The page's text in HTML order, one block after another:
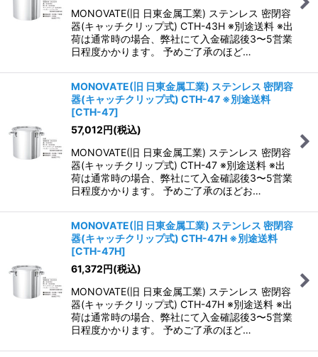
MONOVATE(旧 日東金属工業) ステンレス 密閉容
器(キャッチクリップ式) CTH-43H ※別途送料 ※出
荷は通常時の場合、弊社にて入金確認後3〜5営業
日程度かかります。 予めご了承のほど…
MONOVATE(旧 日東金属工業) ステンレス 密閉容
器(キャッチクリップ式) CTH-47 ※別途送料
[CTH-47]
57,012円(税込)
MONOVATE(旧 日東金属工業) ステンレス 密閉容
器(キャッチクリップ式) CTH-47 ※別途送料 ※出
荷は通常時の場合、弊社にて入金確認後3〜5営業
日程度かかります。 予めご了承のほどお…
MONOVATE(旧 日東金属工業) ステンレス 密閉容
器(キャッチクリップ式) CTH-47H ※別途送料
[CTH-47H]
61,372円(税込)
MONOVATE(旧 日東金属工業) ステンレス 密閉容
器(キャッチクリップ式) CTH-47H ※別途送料 ※出
荷は通常時の場合、弊社にて入金確認後3〜5営業
日程度かかります。 予めご了承のほど…